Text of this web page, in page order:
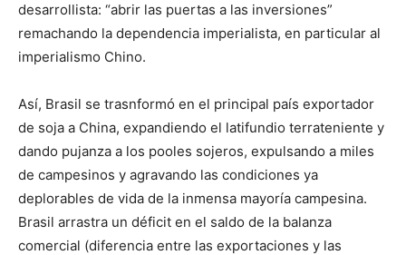
desarrollista: “abrir las puertas a las inversiones”
remachando la dependencia imperialista, en particular al
imperialismo Chino.
Así, Brasil se trasnformó en el principal país exportador
de soja a China, expandiendo el latifundio terrateniente y
dando pujanza a los pooles sojeros, expulsando a miles
de campesinos y agravando las condiciones ya
deplorables de vida de la inmensa mayoría campesina.
Brasil arrastra un déficit en el saldo de la balanza
comercial (diferencia entre las exportaciones y las